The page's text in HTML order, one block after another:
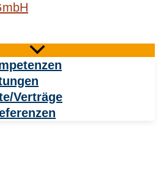
Verträge